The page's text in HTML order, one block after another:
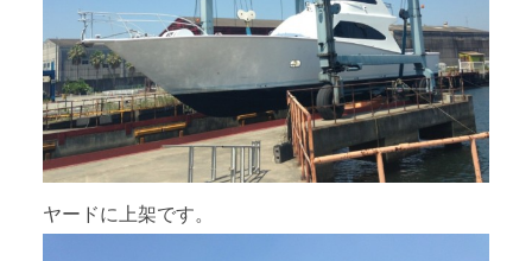
ヤードに上架です。